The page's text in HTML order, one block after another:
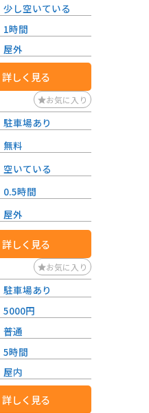
少し空いている
1時間
屋外
詳しく見る
お気に入り
駐車場あり
無料
空いている
0.5時間
屋外
詳しく見る
お気に入り
駐車場あり
5000円
普通
5時間
屋内
詳しく見る